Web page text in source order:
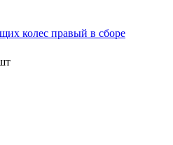
колес правый в сборе